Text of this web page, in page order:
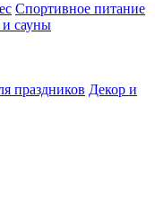
Спортивное питание
сауны
праздников Декор и